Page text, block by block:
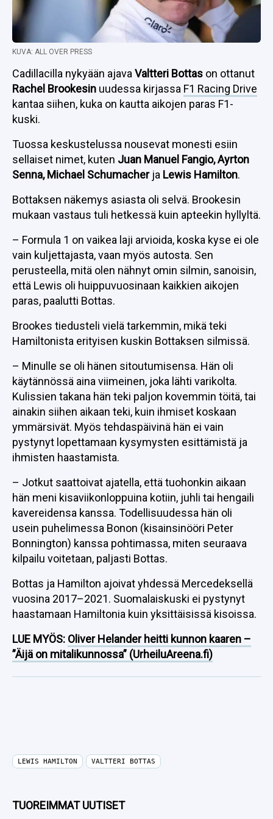
KUVA: ALL OVER PRESS
Cadillacilla nykyään ajava Valtteri Bottas on ottanut
Rachel Brookesin uudessa kirjassa F1 Racing Drive
kantaa siihen, kuka on kautta aikojen paras F1-
kuski.
Tuossa keskustelussa nousevat monesti esiin
sellaiset nimet, kuten Juan Manuel Fangio, Ayrton
Senna, Michael Schumacherja Lewis Hamilton.
Bottaksen näkemys asiasta oli selvä. Brookesin
mukaan vastaus tuli hetkessä kuin apteekin hyllyltä.
– Formula 1 on vaikea laji arvioida, koska kyse ei ole
vain kuljettajasta, vaan myös autosta. Sen
perusteella, mitä olen nähnyt omin silmin, sanoisin,
että Lewis oli huippuvuosinaan kaikkien aikojen
paras, paalutti Bottas.
Brookes tiedusteli vielä tarkemmin, mikä teki
Hamiltonista erityisen kuskin Bottaksen silmissä.
– Minulle se oli hänen sitoutumisensa. Hän oli
käytännössä aina viimeinen, joka lähti varikolta.
Kulissien takana hän teki paljon kovemmin töitä, tai
ainakin siihen aikaan teki, kuin ihmiset koskaan
ymmärsivät. Myös tehdaspäivinä hän ei vain
pystynyt lopettamaan kysymysten esittämistä ja
ihmisten haastamista.
– Jotkut saattoivat ajatella, että tuohonkin aikaan
hän meni kisaviikonloppuina kotiin, juhli tai hengaili
kavereidensa kanssa. Todellisuudessa hän oli
usein puhelimessa Bonon (kisainsinööri Peter
Bonnington) kanssa pohtimassa, miten seuraava
kilpailu voitetaan, paljasti Bottas.
Bottas ja Hamilton ajoivat yhdessä Mercedeksellä
vuosina 2017–2021. Suomalaiskuski ei pystynyt
haastamaan Hamiltonia kuin yksittäisissä kisoissa.
LUE MYÖS: Oliver Helander heitti kunnon kaaren –
”Äijä on mitalikunnossa” (UrheiluAreena.fi)
LEWIS HAMILTON VALTTERI BOTTAS
TUOREIMMAT UUTISET